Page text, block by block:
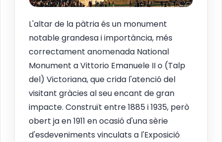
L'altar de la pàtria és un monument
notable grandesa i importància, més
correctament anomenada National
Monument a Vittorio Emanuele II o (Talp
del) Victoriana, que crida l'atenció del
visitant gràcies al seu encant de gran
impacte. Construït entre 1885 i 1935, però
obert ja en 1911 en ocasió d'una sèrie
d'esdeveniments vinculats a l'Exposició